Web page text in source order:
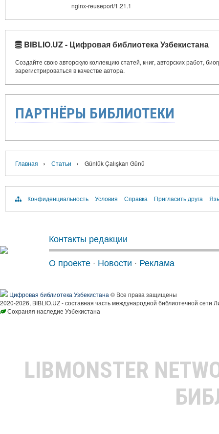
nginx-reuseport/1.21.1
BIBLIO.UZ - Цифровая библиотека Узбекистана
Создайте свою авторскую коллекцию статей, книг, авторских работ,
зарегистрироваться в качестве автора.
ПАРТНЁРЫ БИБЛИОТЕКИ
Главная › Статьи › Günlük Çalışkan Günü
Конфиденциальность Условия Справка Пригласить друга
Контакты редакции
О проекте · Новости · Реклама
Цифровая библиотека Узбекистана © Все права защищены
2020-2026, BIBLIO.UZ - составная часть международной библиотечной сети
Сохраняя наследие Узбекистана
LIBMONSTER